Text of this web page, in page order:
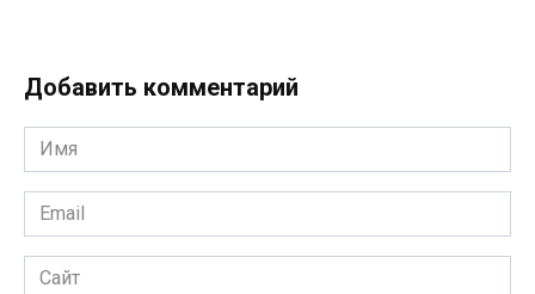
Добавить комментарий
Имя
*
Email
*
Сайт